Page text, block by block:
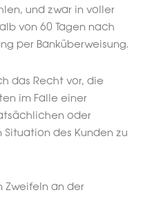
und zwar in voller
von 60 Tagen nach
per Banküberweisung.
das Recht vor, die
im Falle einer
oder
des Kunden zu
Zweifeln an der